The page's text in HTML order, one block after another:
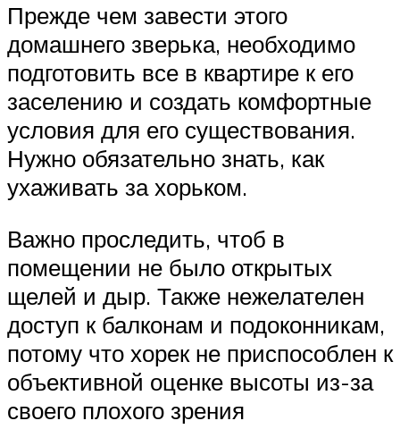
Прежде чем завести этого
домашнего зверька, необходимо
подготовить все в квартире к его
заселению и создать комфортные
условия для его существования.
Нужно обязательно знать, как
ухаживать за хорьком.
Важно проследить, чтоб в
помещении не было открытых
щелей и дыр. Также нежелателен
доступ к балконам и подоконникам,
потому что хорек не приспособлен к
объективной оценке высоты из-за
своего плохого зрения